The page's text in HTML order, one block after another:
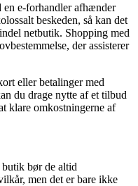
e-forhandler afhænder
beskeden, så kan det
netbutik. Shopping med
der assisterer
eller betalinger med
du drage nytte af et tilbud
klare omkostningerne af
bør de altid
men det er bare ikke